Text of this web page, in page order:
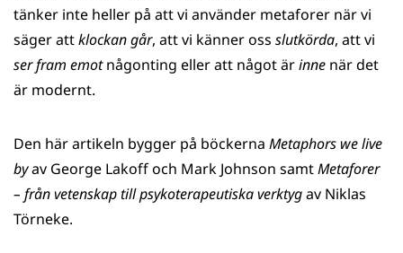
tänker inte heller på att vi använder metaforer när vi
säger attklockan går, att vi känner oss slutkörda, att vi
ser fram emotnågonting eller att något ärinne när det
är modernt.
Den här artikeln bygger på böckerna Metaphors we live
byav George Lakoff och Mark Johnson samtMetaforer
– från vetenskap till psykoterapeutiska verktygav Niklas
Törneke.